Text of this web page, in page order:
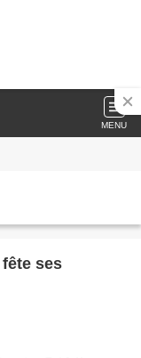
MENU
fête ses